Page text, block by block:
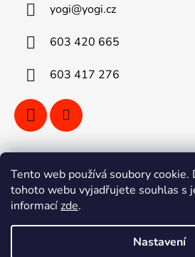
Tento web používá soubory cookie.
tohoto webu vyjadřujete souhlas s
informacízde.
Nastavení
yogi@yogi.cz
603 420 665
603 417 276
Vyhledávání